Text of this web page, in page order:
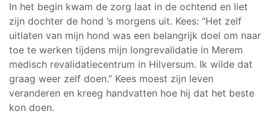
In het begin kwam de zorg laat in de ochtend en liet
zijn dochter de hond ’s morgens uit. Kees: “Het zelf
uitlaten van mijn hond was een belangrijk doel om naar
toe te werken tijdens mijn longrevalidatie in Merem
medisch revalidatiecentrum in Hilversum. Ik wilde dat
graag weer zelf doen.” Kees moest zijn leven
veranderen en kreeg handvatten hoe hij dat het beste
kon doen.